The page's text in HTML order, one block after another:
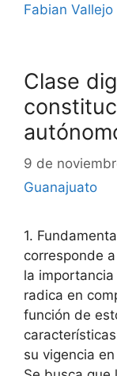
Fabian Vallejo
Clase
9 de
Guanajuato
1.
corresponde a
la
radica en
función de
su vigencia